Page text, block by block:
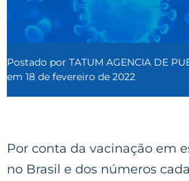
Postado por TATUM AGENCIA DE
em 18 de fevereiro de 2022
Por conta da vacinação em
no Brasil e dos números